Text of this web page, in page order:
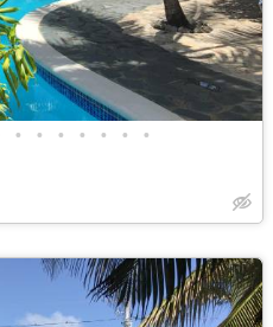
• • • • • • •